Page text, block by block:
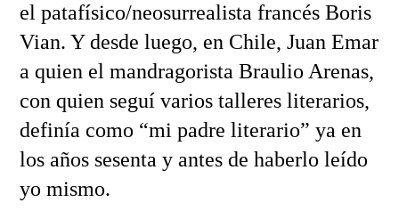
el patafísico/neosurrealista francés Boris
Vian. Y desde luego, en Chile, Juan Emar
a quien el mandragorista Braulio Arenas,
con quien seguí varios talleres literarios,
definía como “mi padre literario” ya en
los años sesenta y antes de haberlo leído
yo mismo.